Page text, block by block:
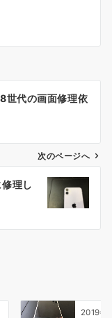
世代の画面修理依
次のページへ
理し
2019年